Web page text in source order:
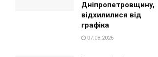
Дніпропетровщину,
відхилилися від
графіка
07.08.2026